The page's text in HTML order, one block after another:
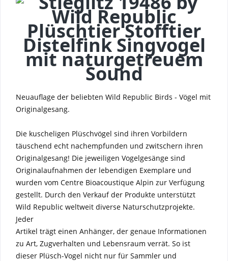
Neuauflage der beliebten Wild Republic Birds - Vögel mit
Originalgesang.
Die kuscheligen Plüschvögel sind ihren Vorbildern
täuschend echt nachempfunden und zwitschern ihren
Originalgesang! Die jeweiligen Vogelgesänge sind
Originalaufnahmen der lebendigen Exemplare und
wurden vom Centre Bioacoustique Alpin zur Verfügung
gestellt. Durch den Verkauf der Produkte unterstützt
Wild Republic weltweit diverse Naturschutzprojekte.
Jeder
Artikel trägt einen Anhänger, der genaue Informationen
zu Art, Zugverhalten und Lebensraum verrät. So ist
dieser Plüsch-Vogel nicht nur für Sammler und